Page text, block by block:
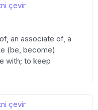
çevir
an associate of, a
(be, become)
with; to keep
çevir